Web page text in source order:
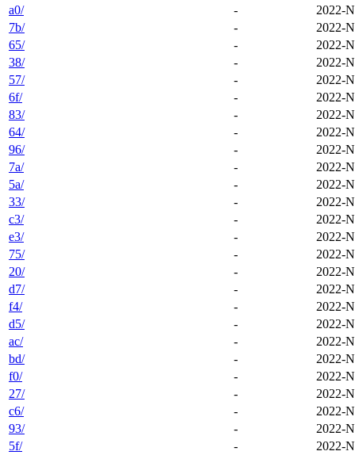
a0/
-
2022-
7b/
-
2022-
65/
-
2022-
38/
-
2022-
57/
-
2022-
6f/
-
2022-
83/
-
2022-
64/
-
2022-
96/
-
2022-
7a/
-
2022-
5a/
-
2022-
33/
-
2022-
c3/
-
2022-
e3/
-
2022-
75/
-
2022-
20/
-
2022-
d7/
-
2022-
f4/
-
2022-
d5/
-
2022-
ac/
-
2022-
bd/
-
2022-
f0/
-
2022-
27/
-
2022-
c6/
-
2022-
93/
-
2022-
5f/
-
2022-